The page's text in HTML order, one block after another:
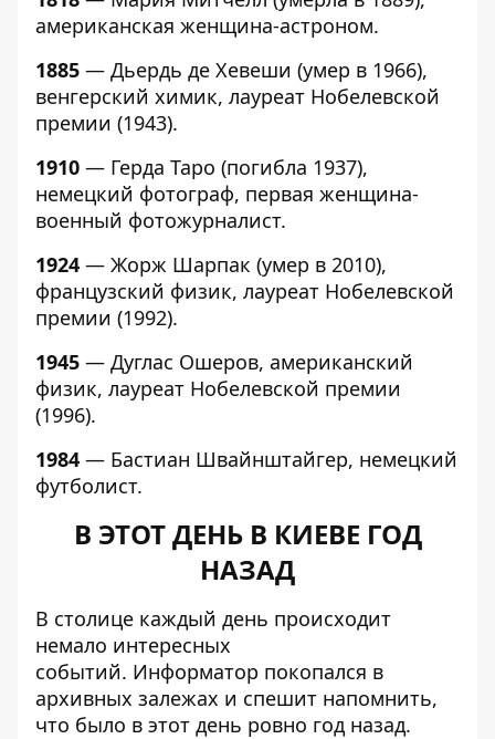
американская женщина-астроном.
1885 — Дьердь де Хевеши (умер в 1966),
венгерский химик, лауреат Нобелевской
премии (1943).
1910 — Герда Таро (погибла 1937),
немецкий фотограф, первая женщина-
военный фотожурналист.
1924 — Жорж Шарпак (умер в 2010),
французский физик, лауреат Нобелевской
премии (1992).
1945 — Дуглас Ошеров, американский
физик, лауреат Нобелевской премии
(1996).
1984 — Бастиан Швайнштайгер, немецкий
футболист.
В ЭТОТ ДЕНЬ В КИЕВЕ ГОД
НАЗАД
В столице каждый день происходит
немало интересных
событий. Информатор покопался в
архивных залежах и спешит напомнить,
что было в этот день ровно год назад.